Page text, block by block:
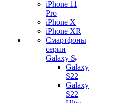
iPhone 11
Pro
iPhone X
iPhone XR
Смартфоны
серии
Galaxy S
Galaxy
S22
Galaxy
S22